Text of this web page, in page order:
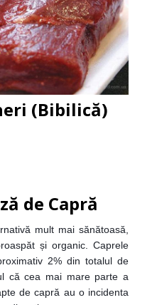
(Bibilică)
de Capră
mult mai sănătoasă,
și organic. Caprele
2% din totalul de
că cea mai mare parte a
de capră au o incidenta